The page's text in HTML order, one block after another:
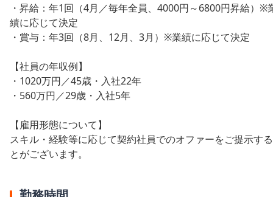
・昇給：年1回（4月／毎年全員、4000円～6800円昇給）※
績に応じて決定
・賞与：年3回（8月、12月、3月）※業績に応じて決定
【社員の年収例】
・1020万円／45歳・入社22年
・560万円／29歳・入社5年
【雇用形態について】
スキル・経験等に応じて契約社員でのオファーをご提示す
とがございます。